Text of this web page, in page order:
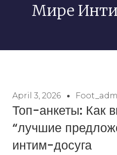
Мире
April 3, 2026
Топ-анкеты: Как
“лучшие
интим-досуга